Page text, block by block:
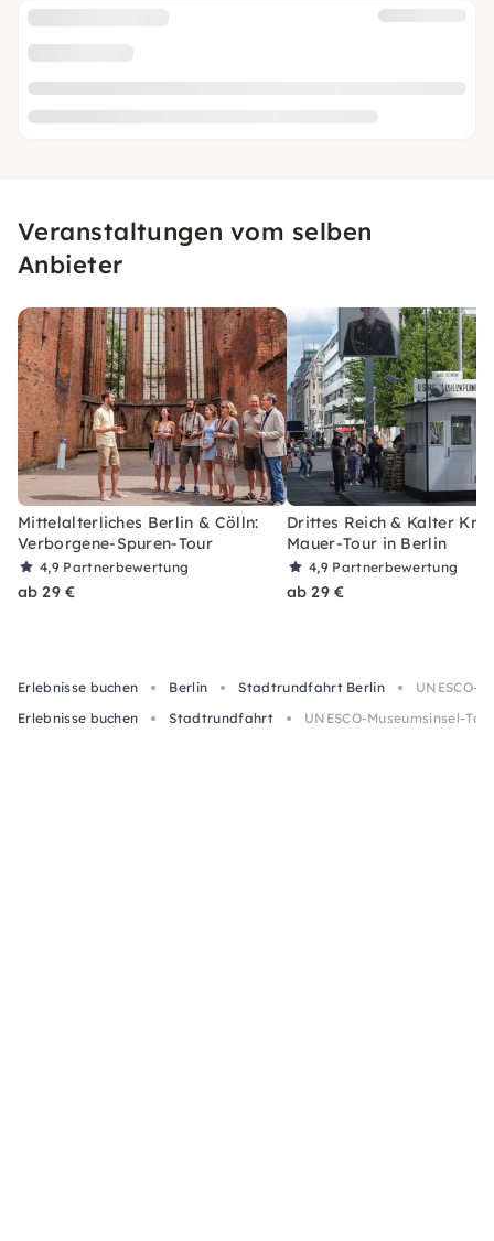
Veranstaltungen vom selben
Anbieter
Mittelalterliches Berlin & Cölln:
Verborgene-Spuren-Tour
4,9 Partnerbewertung
ab 29 €
Drittes Reich & Kalter
Mauer-Tour in Berlin
4,9 Partnerbewertung
ab 29 €
Erlebnisse buchen Berlin Stadtrundfahrt Berlin
UNESCO-
Erlebnisse buchen
Stadtrundfahrt UNESCO-Museumsinsel-